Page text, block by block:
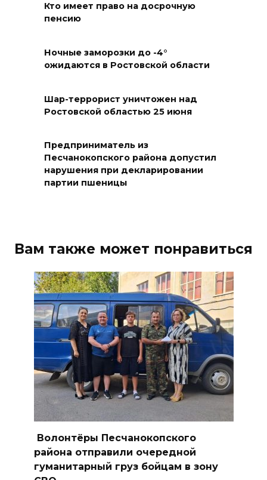
жителей Ростовской области
с Днем физкультурника
Новороссийске
В Ростовской области
ликвидировали 16
техногенных пожаров и 30
В Ростовской области
объявили штормовое
предупреждение из-за
высокого риска пожаров
08 августа 2026 09:32
Утром над акваторией
Азовского моря сбили
вражеские БПЛА
08 августа 2026 09:29
Аномальная жара до +40 °C
накроет Ростов-на-Дону 8
августа
Кто имеет право на досрочную
пенсию
Ночные заморозки до -4°
ожидаются в Ростовской области
Шар-террорист уничтожен над
Ростовской областью 25 июня
Предприниматель из
Песчанокопского района допустил
нарушения при декларировании
партии пшеницы
Вам также может понравиться
Волонтёры Песчанокопского
района отправили очередной
гуманитарный груз бойцам в зону